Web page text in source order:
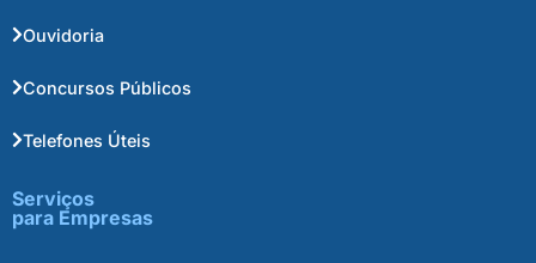
Ouvidoria
Concursos Públicos
Telefones Úteis
Serviços
para Empresas